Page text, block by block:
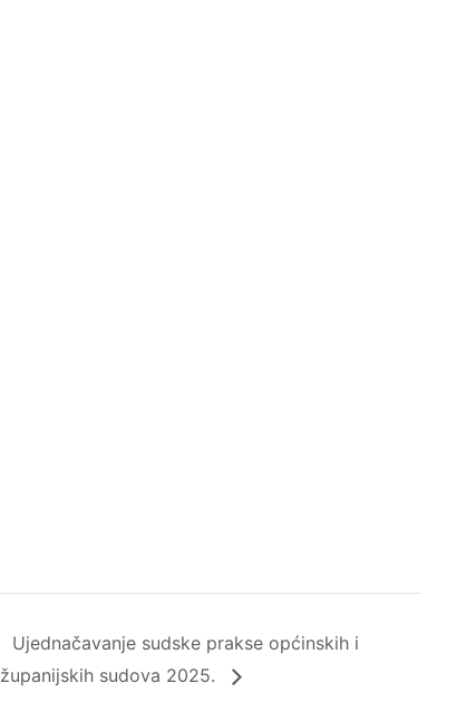
Ujednačavanje sudske prakse općinskih i
županijskih sudova 2025.